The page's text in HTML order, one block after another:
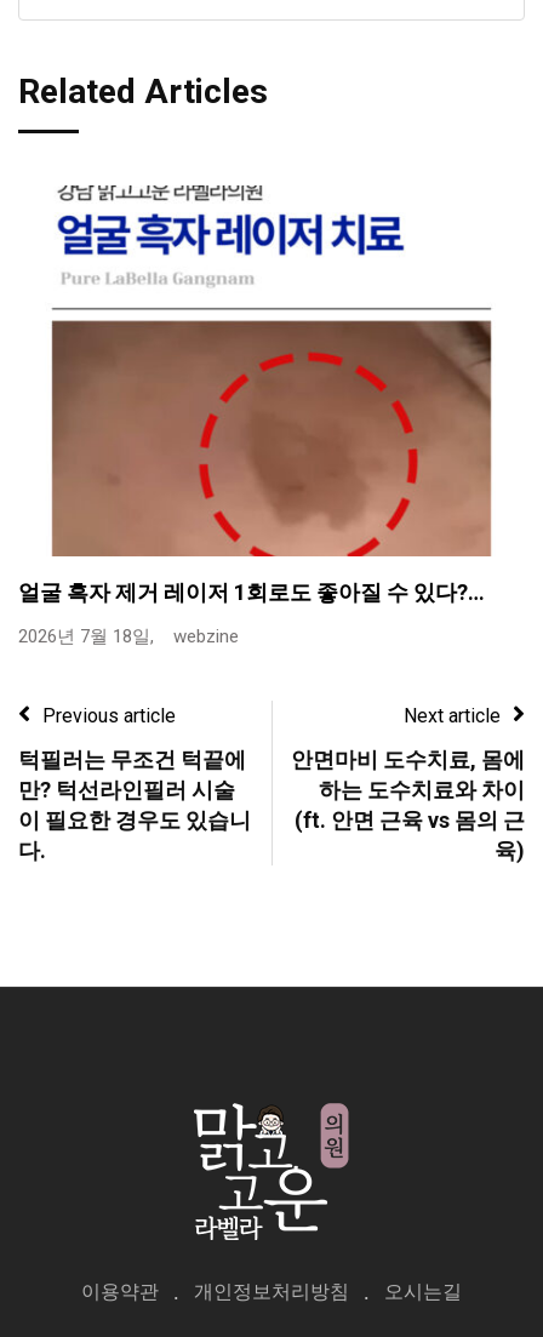
Related Articles
얼굴 흑자 제거 레이저 1회로도 좋아질 수 있다?…
2026년 7월 18일, webzine
Previous article
턱필러는 무조건 턱끝에
만? 턱선라인필러 시술
이 필요한 경우도 있습니
다.
Next article
안면마비 도수치료, 몸에
하는 도수치료와 차이
(ft. 안면 근육 vs 몸의 근
육)
이용약관 개인정보처리방침 오시는길